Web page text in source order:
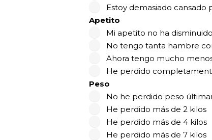
Estoy demasiado cansado
Apetito
Mi apetito no ha disminuido
No tengo tanta hambre
Ahora tengo mucho
He perdido
Peso
No he perdido peso
He perdido más de 2 kilos
He perdido más de 4 kilos
He perdido más de 7 kilos